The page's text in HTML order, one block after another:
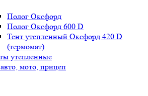
Полог Оксфорд
Полог Оксфорд 600 D
Тент утепленный Оксфорд 420 D
(термомат)
утепленные
мото, прицеп